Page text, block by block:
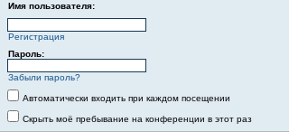
Имя пользователя:
Регистрация
Пароль:
Забыли пароль?
Автоматически входить при каждом посещении
Скрыть моё пребывание на конференции в этот раз